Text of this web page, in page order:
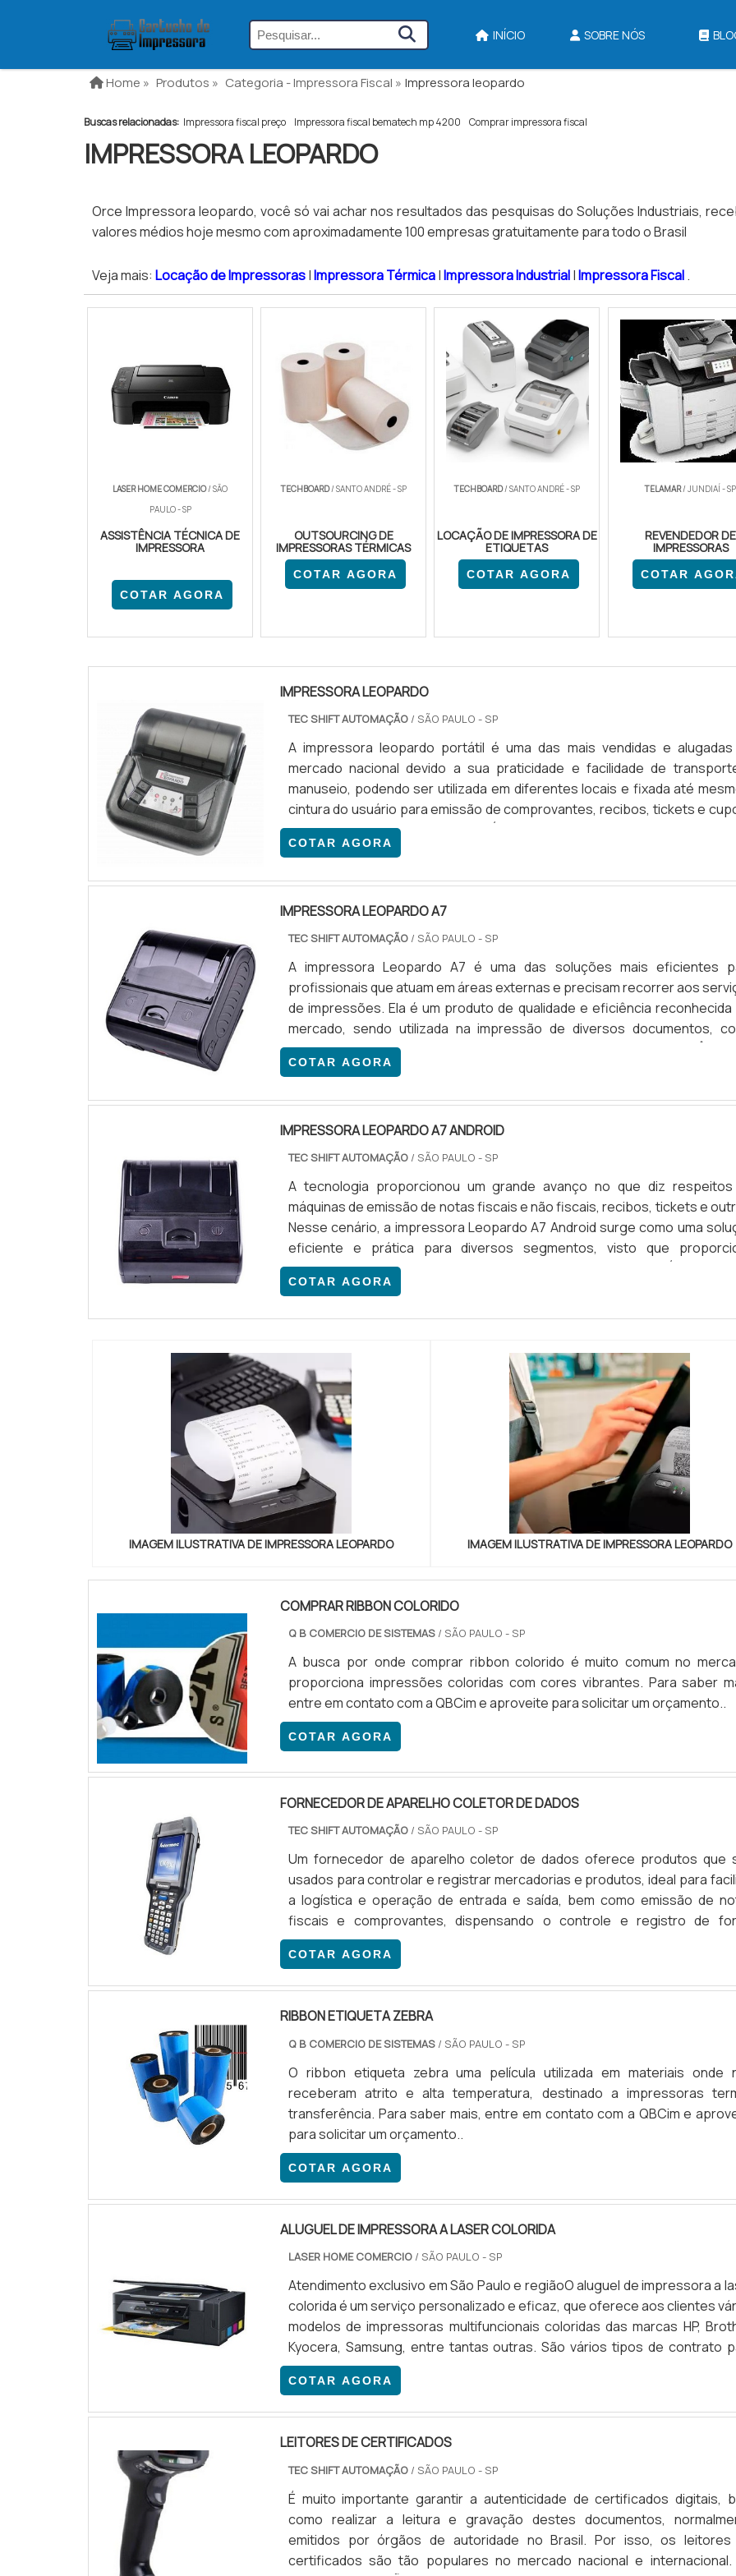
INÍCIO SOBRE NÓS
Home » Produtos » Categoria - Impressora Fiscal » Impressora leopardo
Buscas relacionadas: Impressora fiscal preço Impressora fiscal bematech mp 4200 Comprar impressora fiscal
IMPRESSORA LEOPARDO
Orce Impressora leopardo, você só vai achar nos resultados das pesquisas do Soluções Industriais,
valores médios hoje mesmo com aproximadamente 100 empresas gratuitamente para todo o Brasil
Veja mais: Locação de Impressoras|Impressora Térmica|Impressora Industrial|Impressora Fiscal.
LASER HOME COMERCIO/ SÃO
PAULO - SP
ASSISTÊNCIA TÉCNICA DE
IMPRESSORA
COTAR AGORA
TECHBOARD/ SANTO ANDRÉ - SP
OUTSOURCING DE
IMPRESSORAS TÉRMICAS
COTAR AGORA
TECHBOARD/ SANTO ANDRÉ - SP
LOCAÇÃO DE IMPRESSORA DE
ETIQUETAS
COTAR AGORA
TELAMAR/ JUNDIAÍ - SP
REVENDEDOR DE
IMPRESSORAS
COTAR
IMPRESSORA LEOPARDO
TEC SHIFT AUTOMAÇÃO / SÃO PAULO - SP
A impressora leopardo portátil é uma das mais vendidas e
mercado nacional devido a sua praticidade e facilidade de
manuseio, podendo ser utilizada em diferentes locais e fixada até
cintura do usuário para emissão de comprovantes, recibos, tickets e
fiscais.AS PRINCIPAIS CARACTERÍSTICAS DO MODELOSendo de
nacional, o principal diferencial é a certificação IP54, garantindo
COTAR AGORA
IMPRESSORA LEOPARDO A7
TEC SHIFT AUTOMAÇÃO / SÃO PAULO - SP
A impressora Leopardo A7 é uma das soluções mais eficientes
profissionais que atuam em áreas externas e precisam recorrer aos
de impressões. Ela é um produto de qualidade e eficiência reconhecida
mercado, sendo utilizada na impressão de diversos documentos,
pedidos, cupons, recibos, multas, Danfes, entre outros. A IMPORTÂNCIA
ÓTIMOS FORNECEDORESConsiderada um dos modelos mais populares
COTAR AGORA
IMPRESSORA LEOPARDO A7 ANDROID
TEC SHIFT AUTOMAÇÃO / SÃO PAULO - SP
A tecnologia proporcionou um grande avanço no que diz
máquinas de emissão de notas fiscais e não fiscais, recibos, tickets e
Nesse cenário, a impressora Leopardo A7 Android surge como uma
eficiente e prática para diversos segmentos, visto que
otimização nos processos.AS PRINCIPAIS CARACTERÍSTICAS
PRODUTOAs impressoras Leopardo apresentam uma solução muito
COTAR AGORA
IMAGEM ILUSTRATIVA DE IMPRESSORA LEOPARDO IMAGEM ILUSTRATIVA DE IMPRESSORA LEOPARDO
COMPRAR RIBBON COLORIDO
Q B COMERCIO DE SISTEMAS / SÃO PAULO - SP
A busca por onde comprar ribbon colorido é muito comum no
proporciona impressões coloridas com cores vibrantes. Para saber
entre em contato com a QBCim e aproveite para solicitar um orçamento..
COTAR AGORA
FORNECEDOR DE APARELHO COLETOR DE DADOS
TEC SHIFT AUTOMAÇÃO/ SÃO PAULO - SP
Um fornecedor de aparelho coletor de dados oferece produtos que
usados para controlar e registrar mercadorias e produtos, ideal para
a logística e operação de entrada e saída, bem como emissão de
fiscais e comprovantes, dispensando o controle e registro de
manual.Através dos dados coletados pelo aparelho muitas
operações podem ser automatizadas facilitando o trabalho de
distribuição. Algumas empresas também oferecem a locação dos
INFORMAÇÕES SOBRE A FUNCIONALIDADE DO PRODUTOExistem
setores que podem usar os aparelhos coletores de dados, como na
de relógios de água e luz emitindo as informações dos registros, em
supermercados no cadastro de mercadorias, controlando a entrada e
dos produtos, entre outros. Quem deseja realizar a aquisição
equipamento deve pesquisar por bons fornecedores, que trabalhem
uma ampla variedade de modelos, como:Coletor de dados Batch;Coletor
dados Bluetooth;Coletor de dados Wireless;Computadores de
REFERÊNCIA EM FORNECEDOR DE APARELHO COLETOR DE DADOSQuando
pesquisa por fornecedor de coletor de dados, a TEC SHIFT é uma
maiores referências no setor, especializada em soluções e equipamentos
alta tecnologia de informática e automação, com especialização
atividade desde 2017, a empresa trabalha também com serviços
manutenção oferecendo um estoque completo no centro de serviços,
componentes das principais linhas de máquinas de impressão..
COTAR AGORA
RIBBON ETIQUETA ZEBRA
Q B COMERCIO DE SISTEMAS / SÃO PAULO - SP
O ribbon etiqueta zebra uma película utilizada em materiais onde
receberam atrito e alta temperatura, destinado a impressoras
transferência. Para saber mais, entre em contato com a QBCim e
para solicitar um orçamento..
COTAR AGORA
ALUGUEL DE IMPRESSORA A LASER COLORIDA
LASER HOME COMERCIO/ SÃO PAULO - SP
Atendimento exclusivo em São Paulo e regiãoO aluguel de impressora a
colorida é um serviço personalizado e eficaz, que oferece aos clientes
modelos de impressoras multifuncionais coloridas das marcas HP,
Kyocera, Samsung, entre tantas outras. São vários tipos de contrato
realizar o aluguel de impressora a laser, como, por exemplo: Aluguel
de impressoras; Contratos semestrais ou anuais; Serviço de outsourcing
impressão; Aluguel de impressora com entrega dos su.
COTAR AGORA
LEITORES DE CERTIFICADOS
TEC SHIFT AUTOMAÇÃO/ SÃO PAULO - SP
É muito importante garantir a autenticidade de certificados digitais,
como realizar a leitura e gravação destes documentos,
emitidos por órgãos de autoridade no Brasil. Por isso, os leitores
certificados são tão populares no mercado nacional e internacional.